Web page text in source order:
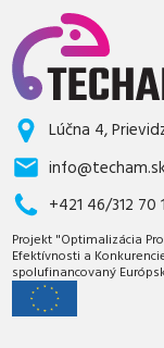
Lúčna 4,
+421 46/312 70
Projekt "Optimalizácia
Efektívnosti a
spolufinancovaný